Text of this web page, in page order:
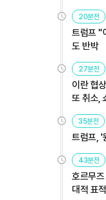
20분전
트럼프 "
도 반박
27분전
이란 협
또 취소,
35분전
트럼프, '
43분전
호르무
대적 표